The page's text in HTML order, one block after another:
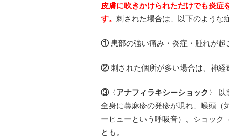
皮膚に吹きかけられただけでも炎症
す。 刺された場合は、以下のような
① 患部の強い痛み・炎症・腫れが起
② 刺された個所が多い場合は、神経
③ 〈アナフィラキシーショック 〉 以
全身に蕁麻疹の発疹が現れ、喉頭（
ーヒューという呼吸音）、ショック
とも。